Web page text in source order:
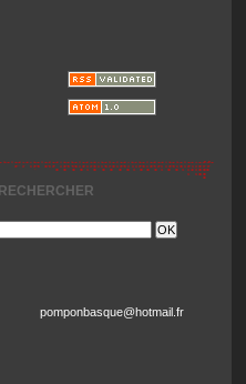
RECHERCHER
pomponbasque@hotmail.fr